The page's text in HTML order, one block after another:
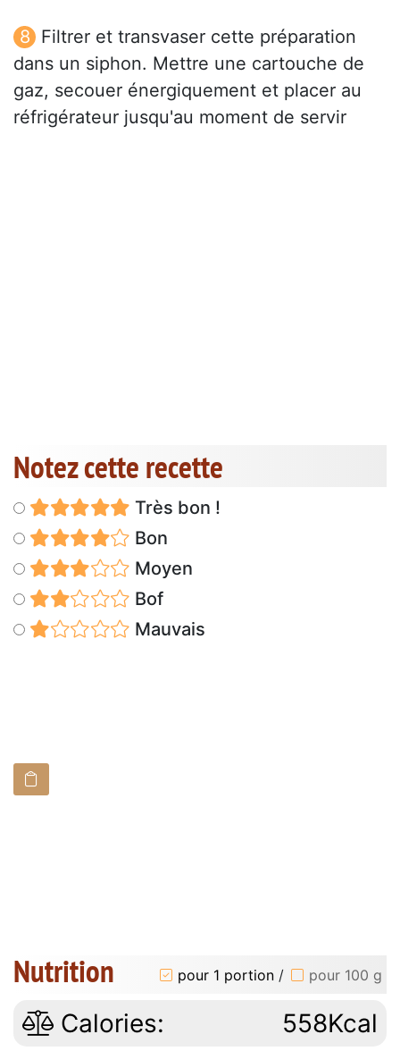
Filtrer et transvaser cette préparation
dans un siphon. Mettre une cartouche de
gaz, secouer énergiquement et placer au
réfrigérateur jusqu'au moment de servir
Notez cette recette
Très bon !
Bon
Moyen
Bof
Mauvais
Nutrition pour 1 portion / pour 100 g
Calories: 558Kcal